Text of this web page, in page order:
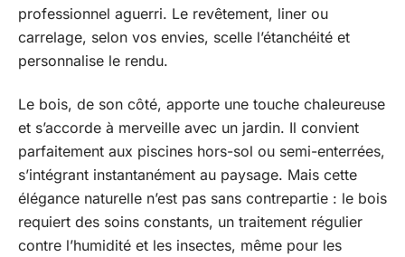
professionnel aguerri. Le revêtement, liner ou
carrelage, selon vos envies, scelle l’étanchéité et
personnalise le rendu.
Le bois, de son côté, apporte une touche chaleureuse
et s’accorde à merveille avec un jardin. Il convient
parfaitement aux piscines hors-sol ou semi-enterrées,
s’intégrant instantanément au paysage. Mais cette
élégance naturelle n’est pas sans contrepartie : le bois
requiert des soins constants, un traitement régulier
contre l’humidité et les insectes, même pour les